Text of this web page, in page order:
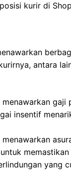
kurir di
antara
menawarkan gaji
insentif
yang